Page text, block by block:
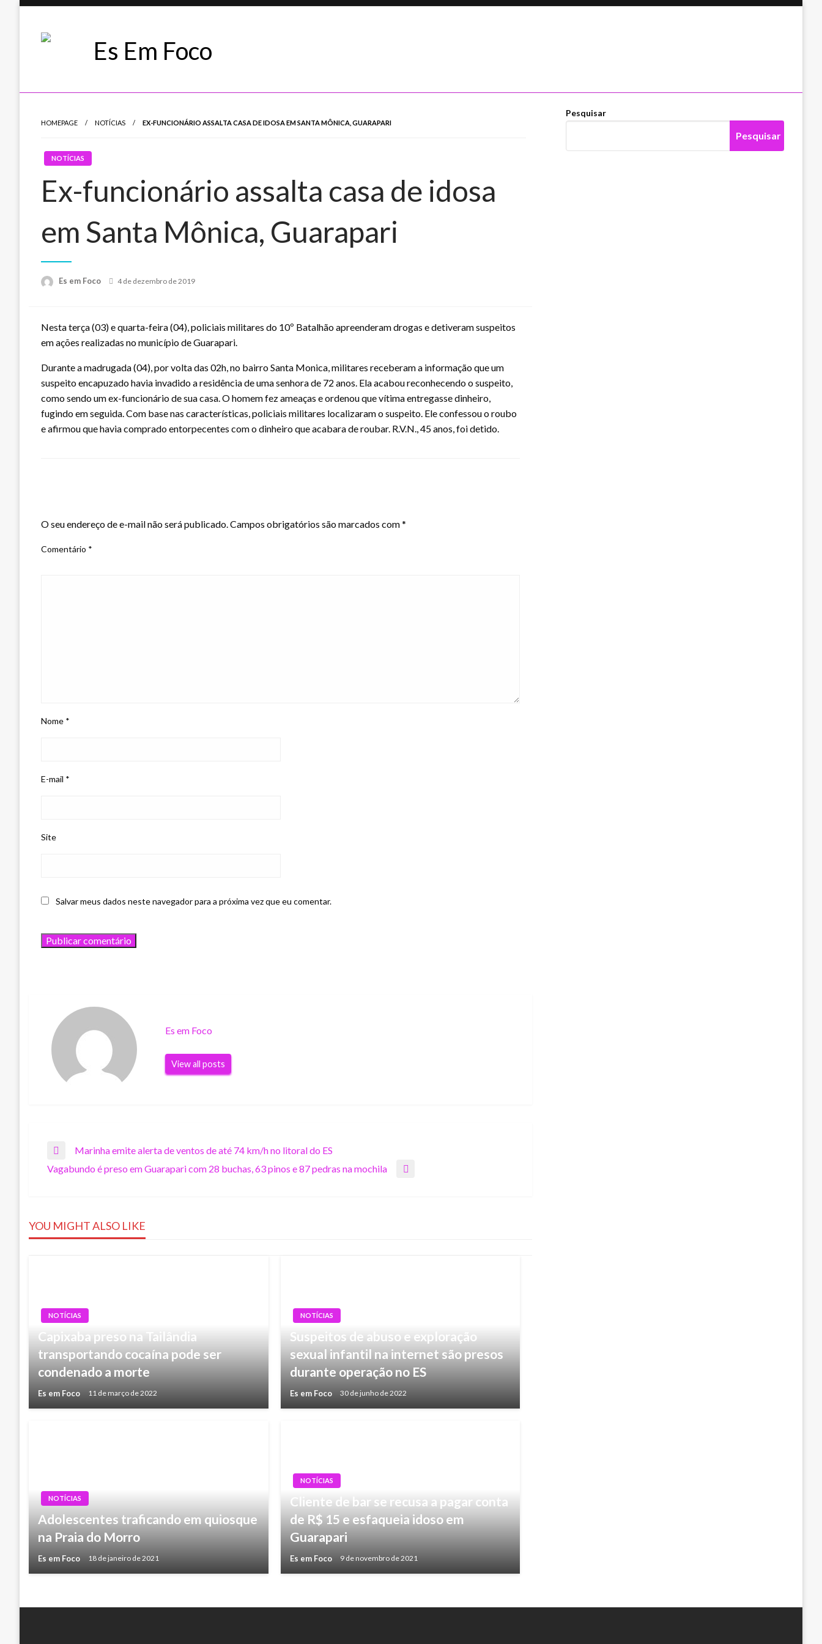
Es Em Foco
HOMEPAGE NOTÍCIAS EX-FUNCIONÁRIO ASSALTA CASA DE IDOSA EM SANTA MÔNICA, GUARAPARI
NOTÍCIAS
Ex-funcionário assalta casa de idosa
em Santa Mônica, Guarapari
Es em Foco
Posted
4 de dezembro de 2019
Nesta terça (03) e quarta-feira (04), policiais militares do 10º Batalhão apreenderam drogas e detiveram suspeitos
em ações realizadas no município de Guarapari.
Durante a madrugada (04), por volta das 02h, no bairro Santa Monica, militares receberam a informação que um
suspeito encapuzado havia invadido a residência de uma senhora de 72 anos. Ela acabou reconhecendo o suspeito,
como sendo um ex-funcionário de sua casa. O homem fez ameaças e ordenou que vítima entregasse dinheiro,
fugindo em seguida. Com base nas características, policiais militares localizaram o suspeito. Ele confessou o roubo
e afirmou que havia comprado entorpecentes com o dinheiro que acabara de roubar. R.V.N., 45 anos, foi detido.
O seu endereço de e-mail não será publicado.Campos obrigatórios são marcados com*
Comentário *
Nome *
E-mail *
Site
Salvar meus dados neste navegador para a próxima vez que eu comentar.
Es em Foco
View all posts
Navegação
Post
Previous
Post
Marinha emite alerta de ventos de até 74 km/h no litoral do ES
Next
Vagabundo é preso em Guarapari com 28 buchas, 63 pinos e 87 pedras na mochila
YOU MIGHT ALSO LIKE
NOTÍCIAS
Capixaba preso na Tailândia
transportando cocaína pode ser
condenado a morte
Es em Foco 11 de março de 2022
NOTÍCIAS
Suspeitos de abuso e exploração
sexual infantil na internet são presos
durante operação no ES
Es em Foco 30 de junho de 2022
NOTÍCIAS
Adolescentes traficando em quiosque
na Praia do Morro
Es em Foco 18 de janeiro de 2021
NOTÍCIAS
Cliente de bar se recusa a pagar conta
de R$ 15 e esfaqueia idoso em
Guarapari
Es em Foco 9 de novembro de 2021
Pesquisar
Pesquisar